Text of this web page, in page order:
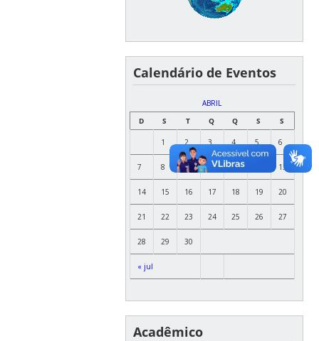
Calendário de Eventos
ABRIL
D
S T Q Q S S
« jul
1 2 3 4 5 6
7 8 9 10 11 13
14 15 16 17 18 19 20
21 22 23 24 25 26 27
28 29 30
Acadêmico